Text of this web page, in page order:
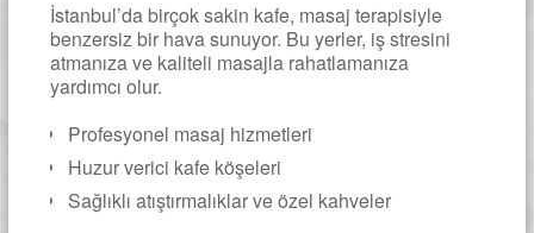
İstanbul’da birçok sakin kafe, masaj terapisiyle
benzersiz bir hava sunuyor. Bu yerler, iş stresini
atmanıza ve kaliteli masajla rahatlamanıza
yardımcı olur.
Profesyonel masaj hizmetleri
Huzur verici kafe köşeleri
Sağlıklı atıştırmalıklar ve özel kahveler